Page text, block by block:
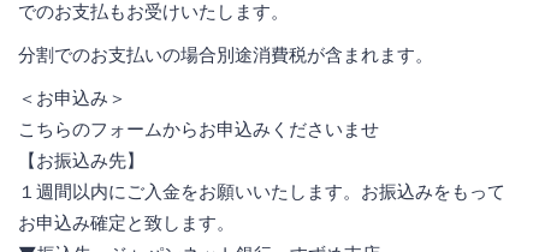
でのお支払もお受けいたします。
分割でのお支払いの場合別途消費税が含まれます。
＜お申込み＞
こちらのフォームからお申込みくださいませ
【お振込み先】
１週間以内にご入金をお願いいたします。お振込みをもって
お申込み確定と致します。